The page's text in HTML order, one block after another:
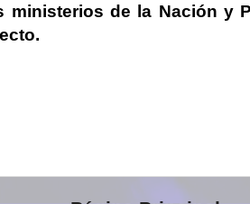
ministerios de la Nación y